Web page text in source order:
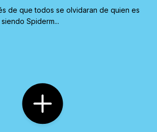
de que todos se olvidaran de quien es
Spiderm...